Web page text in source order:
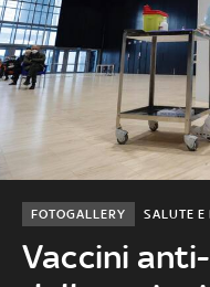
Vaccini
SALUTE E
FOTOGALLERY